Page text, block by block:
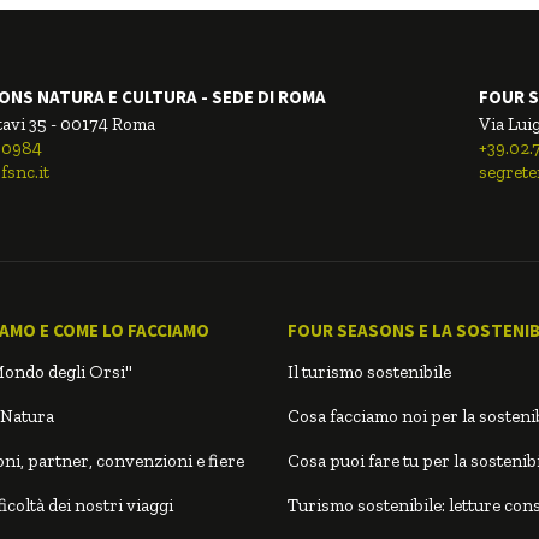
NATURA E CULTURA - SEDE DI ROMA
35 - 00174 Roma
FOUR
Via
E COME LO FACCIAMO
degli Orsi"
partner, convenzioni e fiere
dei nostri viaggi
FOUR SEASONS E LA
Il turismo sostenibile
Cosa facciamo noi per la
Cosa puoi fare tu per la
Turismo sostenibile: letture